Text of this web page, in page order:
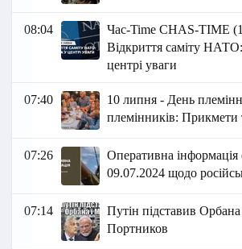
08:04
Час-Time CHAS-TIME
Відкриття саміту
центрі уваги
07:40
10 липня - День
племінників: Прикмети
07:26
Оперативна
09.07.2024 щодо
07:14
Путін підставив Орбана
Портников